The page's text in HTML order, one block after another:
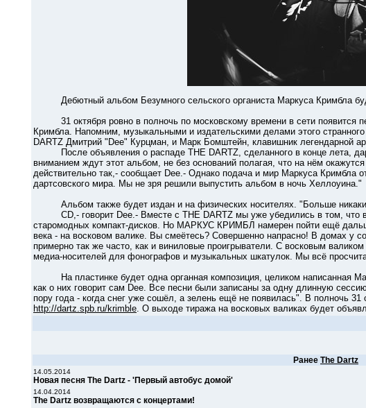
Дебютный альбом Безумного сельского органиста Маркуса Кримбла
31 октября ровно в полночь по московскому времени в сети появится
Кримбла. Напомним, музыкальными и издательскими делами этого
DARTZ Дмитрий "Dee" Курцман, и Марк Бомштейн, клавишник легендарной
После объявления о распаде THE DARTZ, сделанного в конце лета,
вниманием ждут этот альбом, не без оснований полагая, что на нём
действительно так,- сообщает Dee.- Однако подача и мир Маркуса Кримбла
дартсовского мира. Мы не зря решили выпустить альбом в ночь Хеллоуина."
Альбом также будет издан и на физических носителях. "Больше
CD,- говорит Dee.- Вместе с THE DARTZ мы уже убедились в том, что
старомодных компакт-дисков. Но МАРКУС КРИМБЛ намерен пойти ещё
века - на восковом валике. Вы смеётесь? Совершенно напрасно! В домах у
примерно так же часто, как и виниловые проигрыватели. С восковым
медиа-носителей для фонографов и музыкальных шкатулок. Мы всё
На пластинке будет одна органная композиция, целиком написанная
как о них говорит сам Dee. Все песни были записаны за одну длинную
пору года - когда снег уже сошёл, а зелень ещё не появилась". В полночь
http://dartz.spb.ru/krimble. О выходе тиража на восковых валиках будет
Ранее The Dartz
14.05.2014
Новая песня The Dartz - 'Первый автобус домой'
14.04.2014
The Dartz возвращаются с концертами!